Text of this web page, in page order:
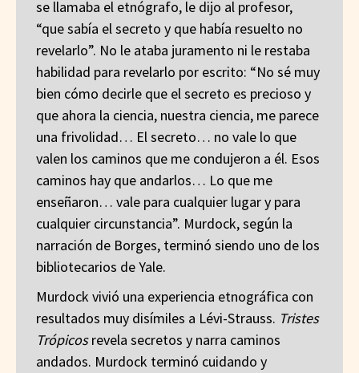
se llamaba el etnógrafo, le dijo al profesor,
“que sabía el secreto y que había resuelto no
revelarlo”. No le ataba juramento ni le restaba
habilidad para revelarlo por escrito: “No sé muy
bien cómo decirle que el secreto es precioso y
que ahora la ciencia, nuestra ciencia, me parece
una frivolidad… El secreto… no vale lo que
valen los caminos que me condujeron a él. Esos
caminos hay que andarlos… Lo que me
enseñaron… vale para cualquier lugar y para
cualquier circunstancia”. Murdock, según la
narración de Borges, terminó siendo uno de los
bibliotecarios de Yale.
Murdock vivió una experiencia etnográfica con
resultados muy disímiles a Lévi-Strauss. Tristes
Trópicosrevela secretos y narra caminos
andados. Murdock terminó cuidando y